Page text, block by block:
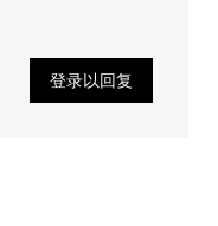
登录以回复